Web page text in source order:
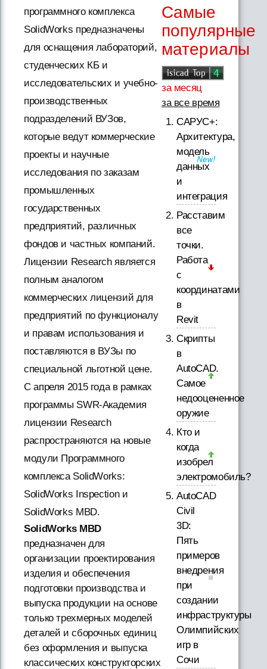
программного комплекса
SolidWorks предназначены
для оснащения лабораторий,
студенческих КБ и
исследовательских и учебно-
производственных
подразделений ВУЗов,
которые ведут коммерческие
проекты и научные
исследования по заказам
промышленных
государственных
предприятий, различных
фондов и частных компаний.
Лицензии Research является
полным аналогом
коммерческих лицензий для
предприятий по функционалу
и правам использования и
поставляются в ВУЗы по
специальной льготной цене.
С апреля 2015 года в рамках
программы SWR-Академия
лицензии Research
распространяются на новые
модули Программного
комплекса SolidWorks:
SolidWorks Inspection и
SolidWorks MBD.
SolidWorks MBD
предназначен для
организации проектирования
изделия и обеспечения
подготовки производства и
выпуска продукции на основе
только трехмерных моделей
деталей и сборочных единиц
без оформления и выпуска
классических конструкторских
Самые
популярные
материалы
за месяц
за все время
САРУС+:
Архитектура,
модель
данных
и
интеграция
Расставим
все
точки.
Работа
с
координатами
в
Revit
Скрипты
в
AutoCAD.
Самое
недооцененное
оружие
Кто и
когда
изобрел
электромобиль?
AutoCAD
Civil
3D:
Пять
примеров
внедрения
при
создании
инфраструктуры
Олимпийских
игр в
Сочи